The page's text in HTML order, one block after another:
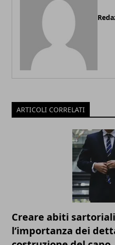
ARTICOLI CORRELATI
Creare abiti
l’importanza dei